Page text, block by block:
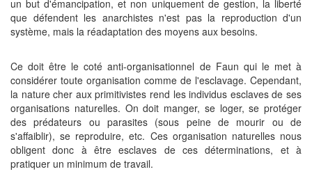
un but d'émancipation, et non uniquement de gestion, la liberté
que défendent les anarchistes n'est pas la reproduction d'un
système, mais la réadaptation des moyens aux besoins.
Ce doit être le coté anti-organisationnel de Faun qui le met à
considérer toute organisation comme de l'esclavage. Cependant,
la nature cher aux primitivistes rend les individus esclaves de ses
organisations naturelles. On doit manger, se loger, se protéger
des prédateurs ou parasites (sous peine de mourir ou de
s'affaiblir), se reproduire, etc. Ces organisation naturelles nous
obligent donc à être esclaves de ces déterminations, et à
pratiquer un minimum de travail.